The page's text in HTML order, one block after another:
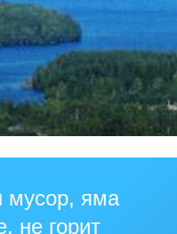
мусор, яма
не горит